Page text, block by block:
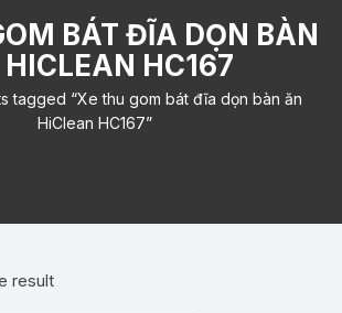
BÁT ĐĨA DỌN BÀN
HC167
tagged “Xe thu gom bát đĩa dọn bàn ăn
HiClean HC167”
result